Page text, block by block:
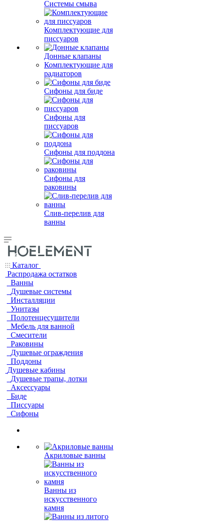
Системы смыва
Комплектующие для
писсуаров
Донные клапаны
Комплектующие для
радиаторов
Сифоны для биде
Сифоны для
писсуаров
Сифоны для поддона
Сифоны для
раковины
Слив-перелив для
ванны
Каталог
Распродажа остатков
Ванны
Душевые системы
Инсталляции
Унитазы
Полотенцесушители
Мебель для ванной
Смесители
Раковины
Душевые ограждения
Поддоны
Душевые кабины
Душевые трапы, лотки
Аксессуары
Биде
Писсуары
Сифоны
Акриловые ванны
Ванны из
искусственного
камня